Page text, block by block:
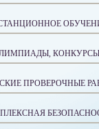
КОНКУРСЫ
ПРОВЕРОЧНЫЕ